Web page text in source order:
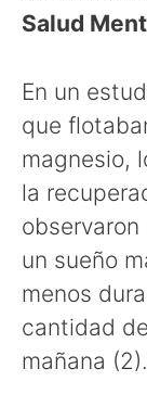
Salud
En un
que
magnesio,
la
un sueño
menos
cantidad
mañana (2).